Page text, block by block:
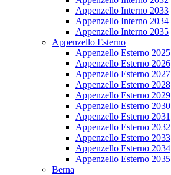
Appenzello Interno 2033
Appenzello Interno 2034
Appenzello Interno 2035
Appenzello Esterno
Appenzello Esterno 2025
Appenzello Esterno 2026
Appenzello Esterno 2027
Appenzello Esterno 2028
Appenzello Esterno 2029
Appenzello Esterno 2030
Appenzello Esterno 2031
Appenzello Esterno 2032
Appenzello Esterno 2033
Appenzello Esterno 2034
Appenzello Esterno 2035
Berna